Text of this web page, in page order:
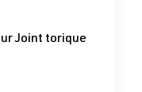
Joint torique